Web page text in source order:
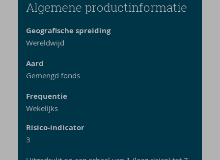
Al­ge­me­ne pro­duct­in­for­ma­tie
Geografische spreiding
Wereldwijd
Aard
Gemengd fonds
Frequentie
Wekelijks
Risico-indicator
3